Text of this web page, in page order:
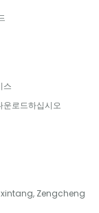
스
운로드하십시오
xintang, Zengcheng